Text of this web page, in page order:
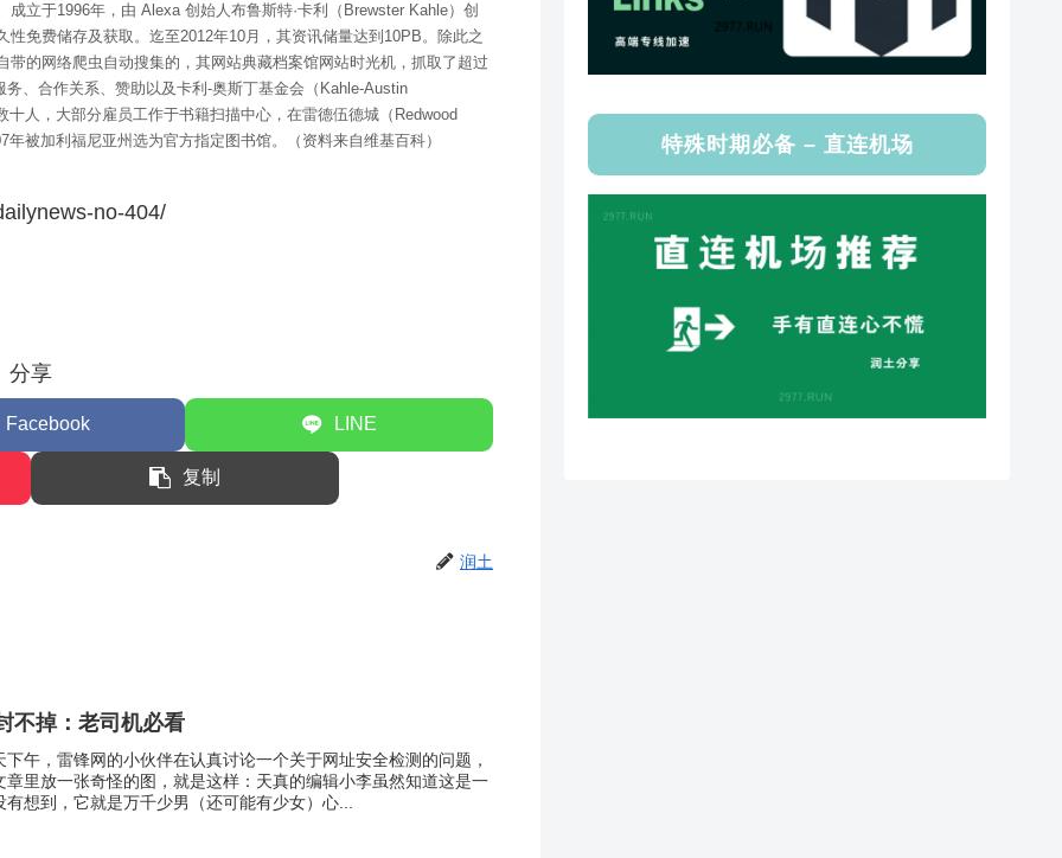
立于1996年，由 Alexa 创始人布鲁斯特·卡利（Brewster Kahle）创
免费储存及获取。迄至2012年10月，其资讯储量达到10PB。除此之
的网络爬虫自动搜集的，其网站典藏档案馆网站时光机，抓取了超过
、合作关系、赞助以及卡利-奥斯丁基金会（Kahle-Austin
人，大部分雇员工作于书籍扫描中心，在雷德伍德城（Redwood
被加利福尼亚州选为官方指定图书馆。（资料来自维基百科）
no-404/
分享
Facebook LINE
复制
润土
不掉：老司机必看
午，雷锋网的小伙伴在认真讨论一个关于网址安全检测的问题，
里放一张奇怪的图，就是这样：天真的编辑小李虽然知道这是一
想到，它就是万千少男（还可能有少女）心...
特殊时期必备 – 直连机场